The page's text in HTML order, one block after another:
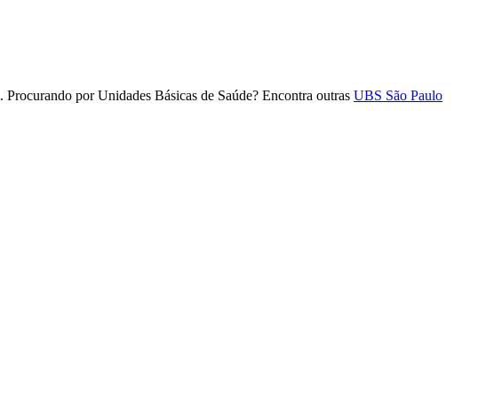
. Procurando por Unidades Básicas de Saúde? Encontra outras UBS São Paulo